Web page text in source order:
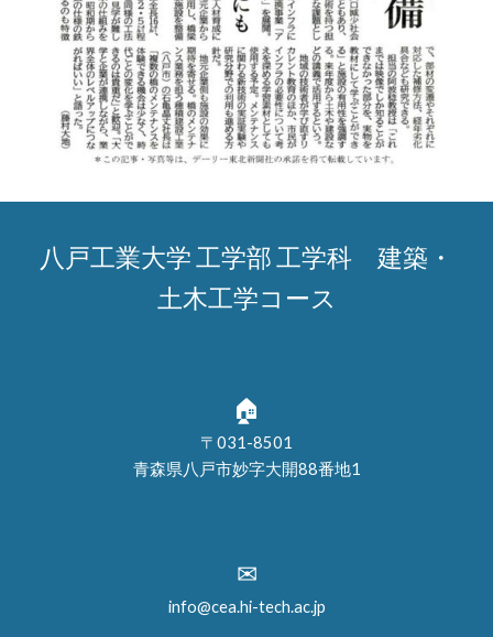
八戸工業大学 工学部 工学科 建築・
土木工学コース
🏠
〒031-8501
青森県八戸市妙字大開88番地1
✉
info@cea.hi-tech.ac.jp